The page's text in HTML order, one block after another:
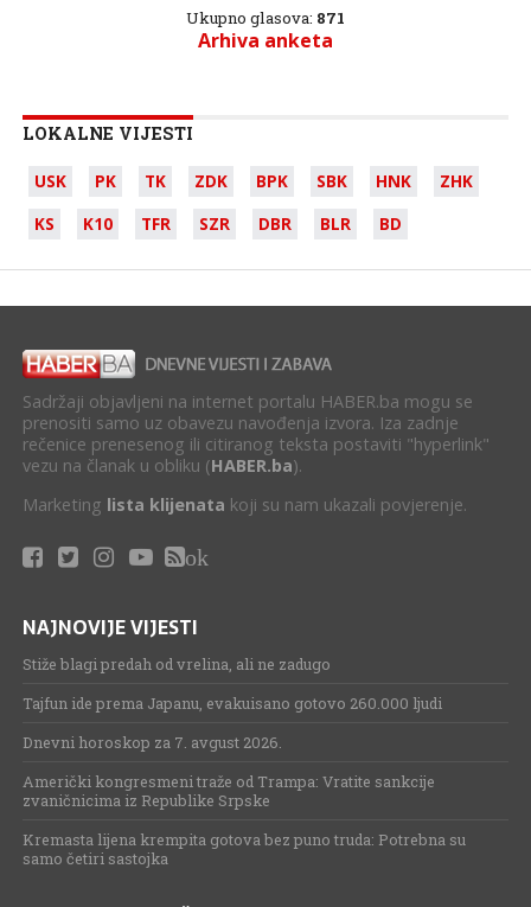
Ukupno glasova: 871
Arhiva anketa
LOKALNE VIJESTI
USK PK TK ZDK BPK SBK HNK
ZHK
KS
K10 TFR SZR DBR BLR BD
Sadržaji objavljeni na internet portalu HABER.ba mogu se
prenositi samo uz obavezu navođenja izvora. Iza zadnje
rečenice prenesenog ili citiranog teksta postaviti "hyperlink"
vezu na članak u obliku (HABER.ba).
Marketing lista klijenata koji su nam ukazali povjerenje.
ok
NAJNOVIJE VIJESTI
Stiže blagi predah od vrelina, ali ne zadugo
Tajfun ide prema Japanu, evakuisano gotovo 260.000 ljudi
Dnevni horoskop za 7. avgust 2026.
Američki kongresmeni traže od Trampa: Vratite sankcije
zvaničnicima iz Republike Srpske
Kremasta lijena krempita gotova bez puno truda: Potrebna su
samo četiri sastojka